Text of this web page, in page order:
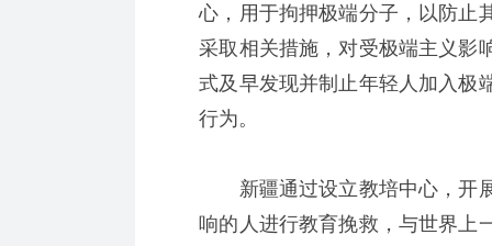
心，用于拘押极端分子，以防止
采取相关措施，对受极端主义影
式及早发现并制止年轻人加入极
行为。
新疆通过设立教培中心，开展
响的人进行教育挽救，与世界上